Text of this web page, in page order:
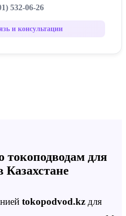
532-06-26
и консультации
токоподводам для
Казахстане
tokopodvod.kzдля